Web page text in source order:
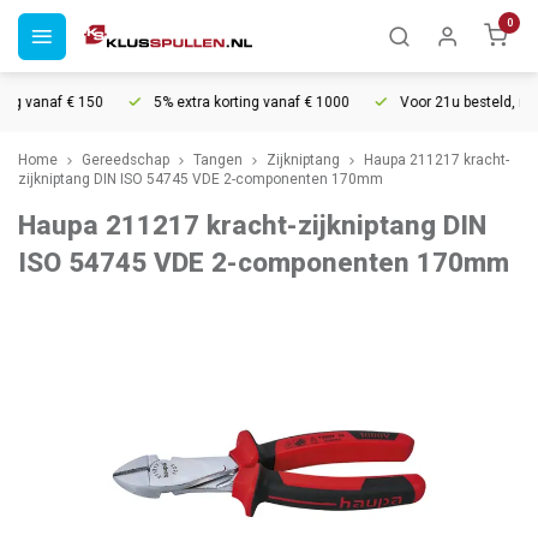
0
vanaf € 150 5% extra korting vanaf € 1000 Voor 21u besteld,
Home Gereedschap Tangen Zijkniptang
Haupa 211217 kracht-
zijkniptang DIN ISO 54745 VDE 2-componenten 170mm
Haupa 211217 kracht-zijkniptang DIN
ISO 54745 VDE 2-componenten 170mm